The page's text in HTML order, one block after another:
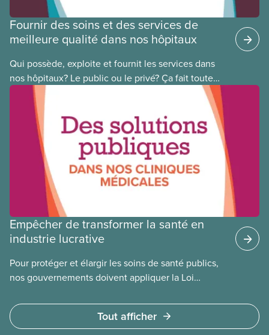
Fournir des soins et des services de
meilleure qualité dans nos hôpitaux
Qui possède, exploite et fournit les services dans
nos hôpitaux? Le public ou le privé? Ça fait toute
une différence. Un hôpital public coûte moins cher,
en donne plus et est voué à l’intérêt public.
Empêcher de transformer la santé en
industrie lucrative
Pour protéger et élargir les soins de santé publics,
nos gouvernements doivent appliquer la Loi
à des services privés à but lucratif. L’accès aux
soins doit dépendre des besoins médicaux, pas de
Tout afficher